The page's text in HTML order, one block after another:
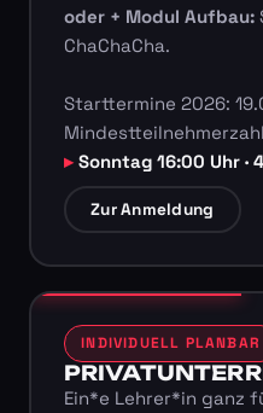
oder + Modul Aufbau:
ChaChaCha.
Starttermine 2026:
Sonntag 16:00 Uhr ·
Zur Anmeldung
INDIVIDUELL PLANBAR
Ein*e Lehrer*in ganz